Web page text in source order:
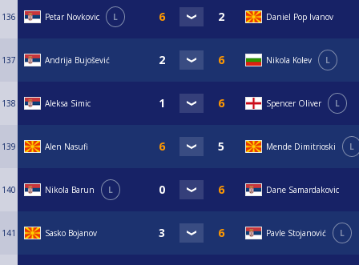
136 Petar Novkovic L Daniel Pop Ivanov
137 Andrija Bujošević Nikola Kolev L
138 Aleksa Simic Spencer Oliver L
139 Alen Nasufi Mende Dimitrioski L
140 Nikola Barun L Dane Samardakovic
141 Sasko Bojanov Pavle Stojanović L